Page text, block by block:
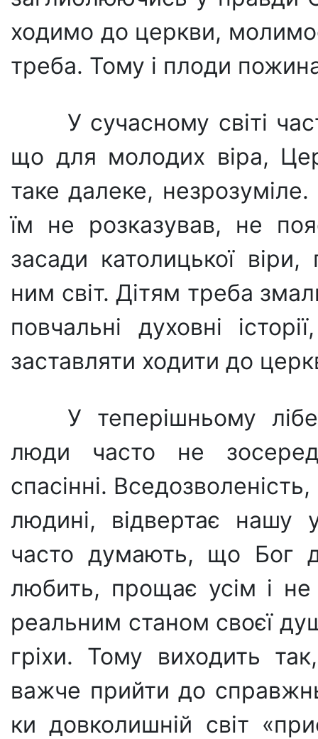
ходимо до церкви,
тре­ба. Тому і плоди
У сучасному світі
що для молодих віра,
таке далеке,
їм не розказував, не
засади католицької
ним світ. Дітям треба
повчальні ду­ховні
заставляти ходити до
У теперішньому
люди часто не
спасінні.
людині, відвертає нашу
часто думають, що Бог
любить, прощає усім і
реальним станом своєї
гріхи. Тому виходить
важче прийти до
ки довколишній світ